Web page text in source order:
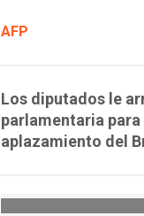
AFP
Los diputados le
parlamentaria
aplazamiento del